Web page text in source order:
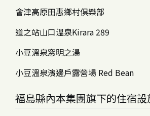
會津高原田惠鄉村俱樂部
道之站山口溫泉Kirara 289
小豆溫泉窓明之湯
小豆溫泉濱邊戶露營場 Red Bean
福島縣內本集團旗下的住宿設